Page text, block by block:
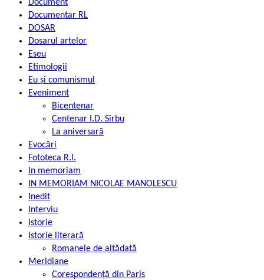
Document
Documentar RL
DOSAR
Dosarul artelor
Eseu
Etimologii
Eu și comunismul
Eveniment
Bicentenar
Centenar I.D. Sîrbu
La aniversară
Evocări
Fototeca R.l.
In memoriam
IN MEMORIAM NICOLAE MANOLESCU
Inedit
Interviu
Istorie
Istorie literară
Romanele de altădată
Meridiane
Corespondență din Paris